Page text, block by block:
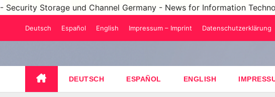
- Security Storage und Channel Germany - News for Information
Deutsch Español English Impressum – Imprint Datenschutzerklärung
DEUTSCH ESPAÑOL ENGLISH